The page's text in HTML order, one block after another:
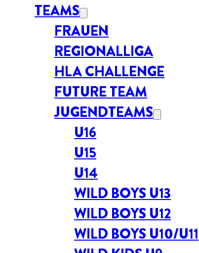
TEAMS
FRAUEN
REGIONALLIGA
HLA CHALLENGE
FUTURE TEAM
JUGENDTEAMS
U16
U15
U14
WILD BOYS U13
WILD BOYS U12
WILD BOYS U10/U11